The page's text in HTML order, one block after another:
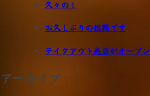
ョ
久々の！
お久しぶりの投稿です
テイクアウト売店がオープン
アーカイブ